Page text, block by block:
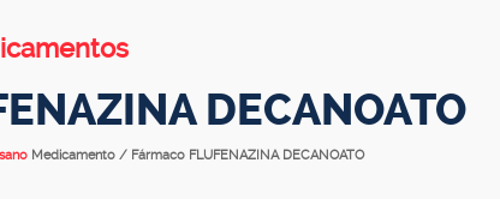
DECANOATO
Medicamento / Fármaco FLUFENAZINA DECANOATO